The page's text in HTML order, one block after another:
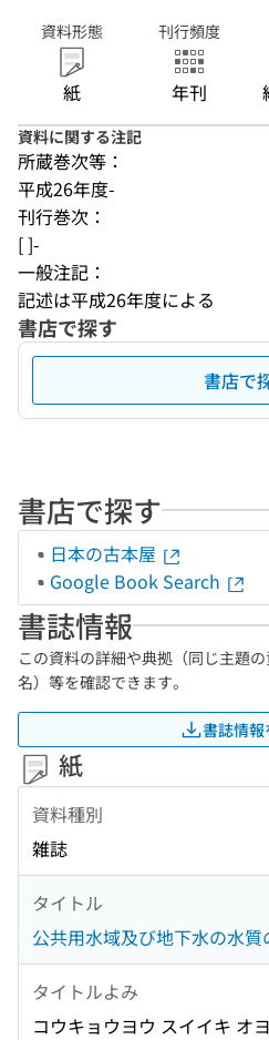
資料形態
紙
刊行頻度
年刊
資料に関する注記
所蔵巻次等：
平成26年度-
刊行巻次：
[ ]-
一般注記：
記述は平成26年度による
書店で探す
書店で
書店で探す
日本の古本屋
Google Book Search
書誌情報
この資料の詳細や典拠（同じ主題
名）等を確認できます。
書誌情報
紙
資料種別
雑誌
タイトル
公共用水域及び地下水の水
タイトルよみ
コウキョウヨウ スイイキ オ